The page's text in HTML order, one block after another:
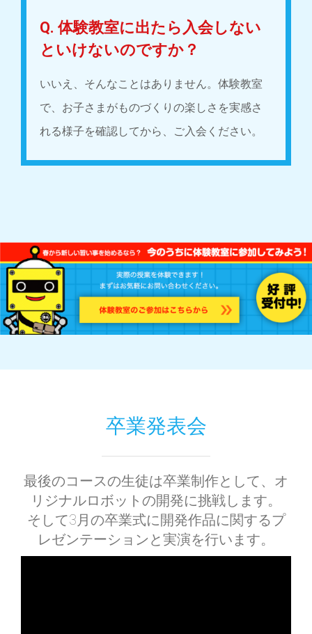
Q. 体験教室に出たら入会しない
といけないのですか？
いいえ、そんなことはありません。体験教室
で、お子さまがものづくりの楽しさを実感さ
れる様子を確認してから、ご入会ください。
卒業発表会
最後のコースの生徒は卒業制作として、オ
リジナルロボットの開発に挑戦します。
そして3月の卒業式に開発作品に関するプ
レゼンテーションと実演を行います。